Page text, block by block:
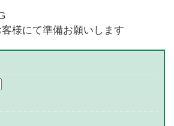
様にて準備お願いします